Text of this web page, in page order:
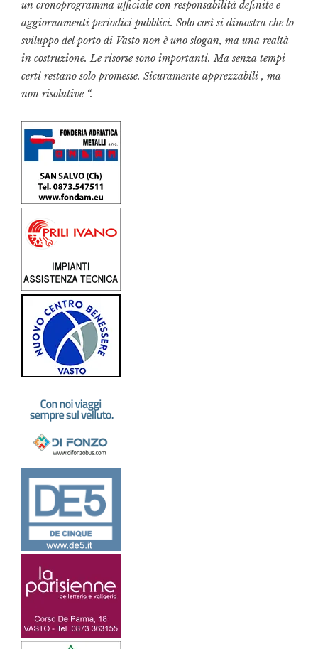
un cronoprogramma ufficiale con responsabilità definite e
aggiornamenti periodici pubblici. Solo così si dimostra che lo
sviluppo del porto di Vasto non è uno slogan, ma una realtà
in costruzione. Le risorse sono importanti. Ma senza tempi
certi restano solo promesse. Sicuramente apprezzabili , ma
non risolutive “.